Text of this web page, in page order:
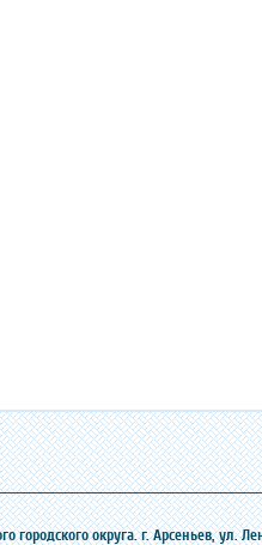
городского округа. г. Арсеньев, ‎ул.